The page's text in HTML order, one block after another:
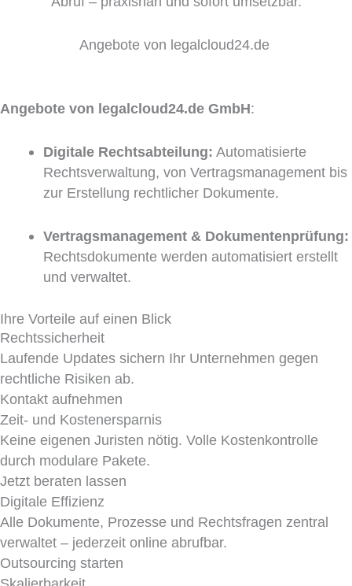
Angebote von legalcloud24.de
Angebote von legalcloud24.de GmbH:
Digitale Rechtsabteilung: Automatisierte
Rechtsverwaltung, von Vertragsmanagement bis
zur Erstellung rechtlicher Dokumente.
Vertragsmanagement & Dokumentenprüfung:
Rechtsdokumente werden automatisiert erstellt
und verwaltet.
Ihre Vorteile auf einen Blick
Rechtssicherheit
Laufende Updates sichern Ihr Unternehmen gegen
rechtliche Risiken ab.
Kontakt aufnehmen
Zeit- und Kostenersparnis
Keine eigenen Juristen nötig. Volle Kostenkontrolle
durch modulare Pakete.
Jetzt beraten lassen
Digitale Effizienz
Alle Dokumente, Prozesse und Rechtsfragen zentral
verwaltet – jederzeit online abrufbar.
Outsourcing starten